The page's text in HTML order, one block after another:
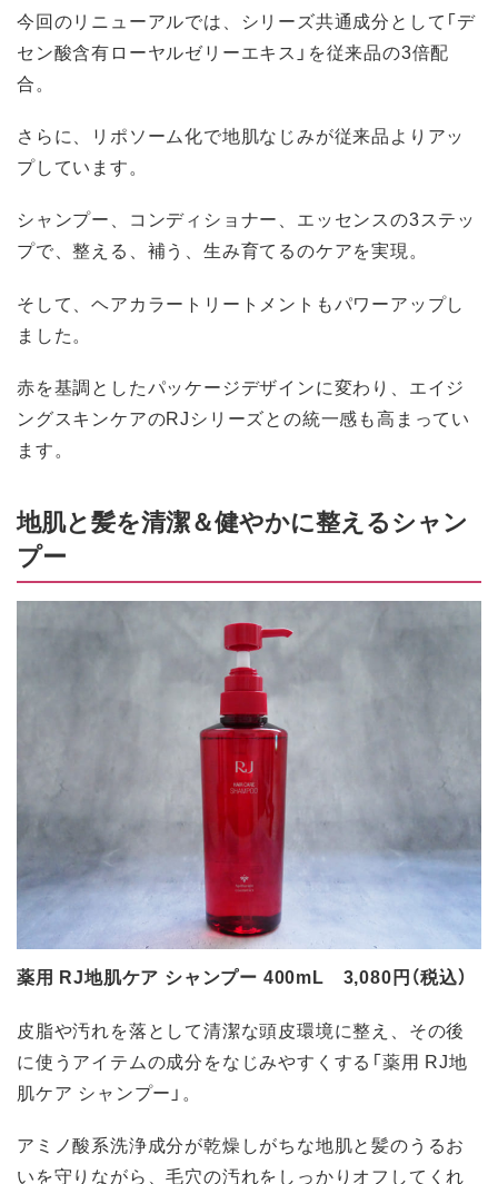
今回のリニューアルでは、シリーズ共通成分として「デ
セン酸含有ローヤルゼリーエキス」を従来品の3倍配
合。
さらに、リポソーム化で地肌なじみが従来品よりアッ
プしています。
シャンプー、コンディショナー、エッセンスの3ステッ
プで、整える、補う、生み育てるのケアを実現。
そして、ヘアカラートリートメントもパワーアップし
ました。
赤を基調としたパッケージデザインに変わり、エイジ
ングスキンケアのRJシリーズとの統一感も高まってい
ます。
地肌と髪を清潔＆健やかに整えるシャン
プー
薬用 RJ地肌ケア シャンプー 400mL 3,080円（税込）
皮脂や汚れを落として清潔な頭皮環境に整え、その後
に使うアイテムの成分をなじみやすくする「薬用 RJ地
肌ケア シャンプー」。
アミノ酸系洗浄成分が乾燥しがちな地肌と髪のうるお
いを守りながら、毛穴の汚れをしっかりオフしてくれ